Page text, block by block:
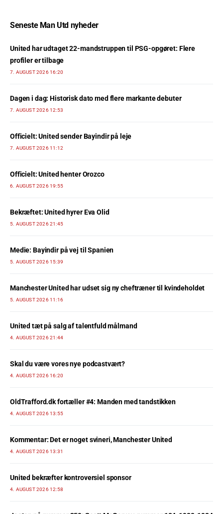
Seneste Man Utd nyheder
United har udtaget 22-mandstruppen til PSG-opgøret: Flere
profiler er tilbage
7. AUGUST 2026 16:20
Dagen i dag: Historisk dato med flere markante debuter
7. AUGUST 2026 12:53
Officielt: United sender Bayindir på leje
7. AUGUST 2026 11:12
Officielt: United henter Orozco
6. AUGUST 2026 19:55
Bekræftet: United hyrer Eva Olid
5. AUGUST 2026 21:45
Medie: Bayindir på vej til Spanien
5. AUGUST 2026 15:39
Manchester United har udset sig ny cheftræner til kvindeholdet
5. AUGUST 2026 11:16
United tæt på salg af talentfuld målmand
4. AUGUST 2026 21:44
Skal du være vores nye podcastvært?
4. AUGUST 2026 16:20
OldTrafford.dk fortæller #4: Manden med tandstikken
4. AUGUST 2026 13:55
Kommentar: Det er noget svineri, Manchester United
4. AUGUST 2026 13:31
United bekræfter kontroversiel sponsor
4. AUGUST 2026 12:58